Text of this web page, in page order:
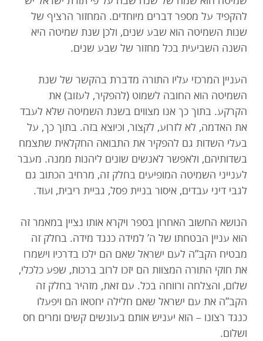
להקפיד על מספר דברים מיוחדים. המחזור הרציף של
שנות השמיטה הוא שבע שנים, ולכן שנת שמיטה היא
השנה השביעית בכל מחזור של שבע שנים.
העניין המרכזי עליו התורה מדברת בהקשר של שנת
השמיטה הוא החובה לשמוט (להפקיר, לעזוב) את
הקרקע. בתוך כך אנו מצווים בשנת השמיטה שלא לעבד
את האדמה, לא לזרוע, לקצור, וכיוצא בזה. בתוך כך, על
בעלי השדות גם להפקיר את התבואה החקלאית שתצמח
בשדותיהם, ולאפשר לאנשים שונים ליהנות ממנה. מעבר
לענייני השמיטה המופיעים בחלק זה, מרחיב הכתוב גם
לגבי דיני עבדים, איסור בניית פסל, גביית ריבית, ועוד.
הנושא החשוב האחרון בספר ויקרא אותו נציין במאמר זה
הוא עניין הבטחתו של ה’ למידה כנגד מידה. בחלק זה
מבטיח הקב”ה לעם ישראל שאם הם ילכו בדרכיו וישמרו
את חוקי התורה המצוות הם יזכו לרוב ברכות, שפע כלכלי,
שלום, והצלחה ורווחה בכל. עם זאת, מזהיר בחלק זה
הקב”ה את עם ישראל שאם חלילה יחטאו הם ויפעלו
כנגד רצונו – הוא יעניש אותם בעונשים קשים ומרים חס
ושלום.